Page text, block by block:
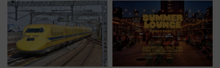
から本格着工、延長4.8km整備
事業の全貌
車、観覧スポット情報と周辺観
光まとめ（7/28開催）